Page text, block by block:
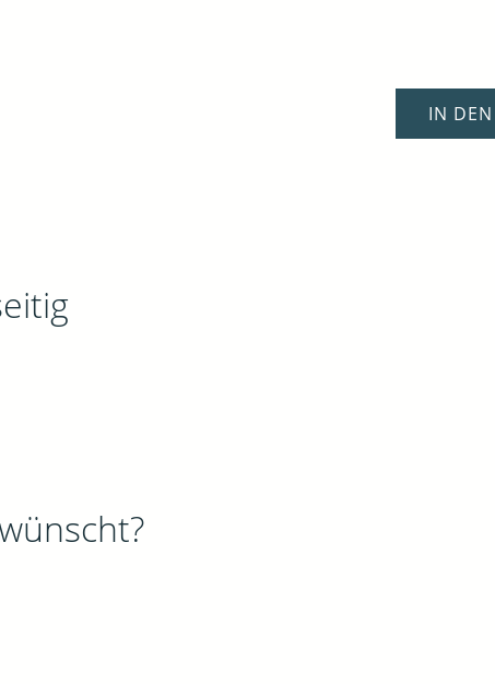
IN